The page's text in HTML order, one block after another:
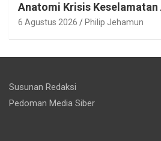
Anatomi Krisis Keselamatan
6 Agustus 2026 Philip Jehamun
Susunan Redaksi
Pedoman Media Siber